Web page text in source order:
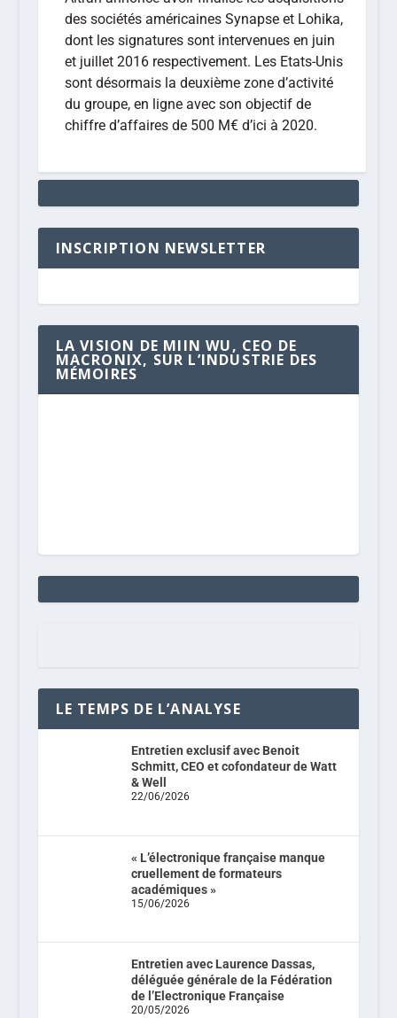
des sociétés américaines Synapse et Lohika,
dont les signatures sont intervenues en juin
et juillet 2016 respectivement. Les Etats-Unis
sont désormais la deuxième zone d’activité
du groupe, en ligne avec son objectif de
chiffre d’affaires de 500 M€ d’ici à 2020.
INSCRIPTION NEWSLETTER
LA VISION DE MIIN WU, CEO DE
MACRONIX, SUR L’INDUSTRIE DES
MÉMOIRES
LE TEMPS DE L’ANALYSE
Entretien exclusif avec Benoit
Schmitt, CEO et cofondateur de Watt
& Well
22/06/2026
« L’électronique française manque
cruellement de formateurs
académiques »
15/06/2026
Entretien avec Laurence Dassas,
déléguée générale de la Fédération
de l’Electronique Française
20/05/2026